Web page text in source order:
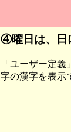
④曜日は、日
「ユーザー定
字の漢字を表示